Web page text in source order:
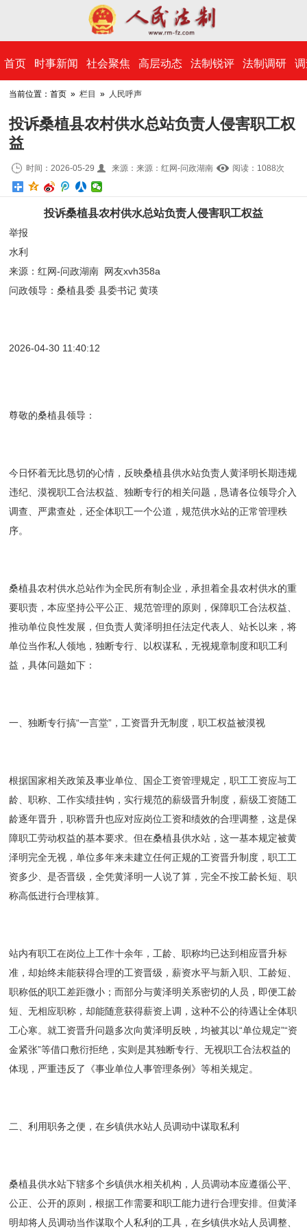
​首页 时事新闻 社会聚焦 高层动态 法制锐评 法制调研
当前位置：首页 »栏目 » 人民呼声
投诉桑植县农村供水总站负责人侵害职工权
益
时间：2026-05-29 来源：来源：红网-问政湖南 阅读：1088次
投诉桑植县农村供水总站负责人侵害职工权益
举报
水利
来源：红网-问政湖南 网友xvh358a
问政领导：桑植县委 县委书记 黄瑛
2026-04-30 11:40:12
尊敬的桑植县领导：
今日怀着无比恳切的心情，反映桑植县供水站负责人黄泽明长期违规
违纪、漠视职工合法权益、独断专行的相关问题，恳请各位领导介入
调查、严肃查处，还全体职工一个公道，规范供水站的正常管理秩
序。
桑植县农村供水总站作为全民所有制企业，承担着全县农村供水的重
要职责，本应坚持公平公正、规范管理的原则，保障职工合法权益、
推动单位良性发展，但负责人黄泽明担任法定代表人、站长以来，将
单位当作私人领地，独断专行、以权谋私，无视规章制度和职工利
益，具体问题如下：
一、独断专行搞“一言堂”，工资晋升无制度，职工权益被漠视
根据国家相关政策及事业单位、国企工资管理规定，职工工资应与工
龄、职称、工作实绩挂钩，实行规范的薪级晋升制度，薪级工资随工
龄逐年晋升，职称晋升也应对应岗位工资和绩效的合理调整，这是保
障职工劳动权益的基本要求。但在桑植县供水站，这一基本规定被黄
泽明完全无视，单位多年来未建立任何正规的工资晋升制度，职工工
资多少、是否晋级，全凭黄泽明一人说了算，完全不按工龄长短、职
称高低进行合理核算。
站内有职工在岗位上工作十余年，工龄、职称均已达到相应晋升标
准，却始终未能获得合理的工资晋级，薪资水平与新入职、工龄短、
职称低的职工差距微小；而部分与黄泽明关系密切的人员，即便工龄
短、无相应职称，却能随意获得薪资上调，这种不公的待遇让全体职
工心寒。就工资晋升问题多次向黄泽明反映，均被其以“单位规定”“资
金紧张”等借口敷衍拒绝，实则是其独断专行、无视职工合法权益的
体现，严重违反了《事业单位人事管理条例》等相关规定。
二、利用职务之便，在乡镇供水站人员调动中谋取私利
桑植县供水站下辖多个乡镇供水相关机构，人员调动本应遵循公平、
公正、公开的原则，根据工作需要和职工能力进行合理安排。但黄泽
明却将人员调动当作谋取个人私利的工具，在乡镇供水站人员调整、